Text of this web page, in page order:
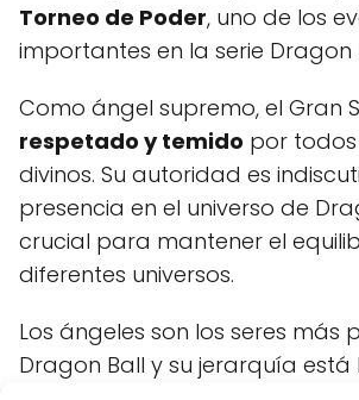
Torneo de Poder, uno de los
importantes en la serie Dragon
Como ángel supremo, el Gran
respetado y temido por todos
divinos. Su autoridad es
presencia en el universo de
crucial para mantener el
diferentes universos.
Los ángeles son los seres más
Dragon Ball y su jerarquía